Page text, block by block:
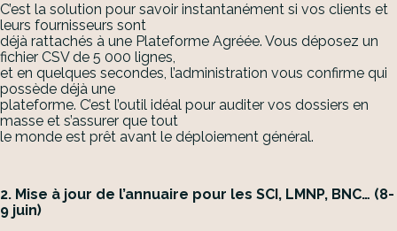
C’est la solution pour savoir instantanément si vos clients et
leurs fournisseurs sont
déjà rattachés à une Plateforme Agréée. Vous déposez un
fichier CSV de 5 000 lignes,
et en quelques secondes, l’administration vous confirme qui
possède déjà une
plateforme. C’est l’outil idéal pour auditer vos dossiers en
masse et s’assurer que tout
le monde est prêt avant le déploiement général.
2. Mise à jour de l’annuaire pour les SCI, LMNP, BNC… (8-
9 juin)